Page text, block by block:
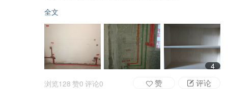
全文
4
浏览128 赞0 评论0 评论
赞